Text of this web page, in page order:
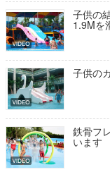
子供の
1.9Mを
子供の
鉄骨フ
います